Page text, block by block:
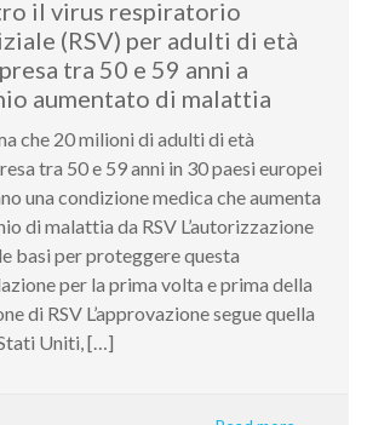
il virus respiratorio
(RSV) per adulti di età
tra 50 e 59 anni a
aumentato di malattia
che 20 milioni di adulti di età
tra 50 e 59 anni in 30 paesi europei
una condizione medica che aumenta
di malattia da RSV L’autorizzazione
basi per proteggere questa
per la prima volta e prima della
di RSV L’approvazione segue quella
Uniti, […]